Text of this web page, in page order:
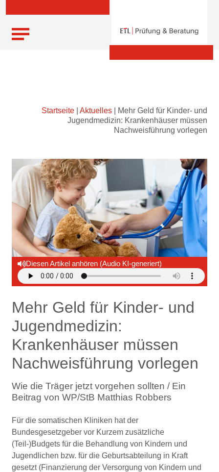
Startseite Aktuelles
Mehr Geld für Kinder- und
Jugendmedizin: Krankenhäuser müssen
Nachweisführung vorlegen
Diesen Artikel anhören (Audio KI-generiert)
Mehr Geld für Kinder- und
Jugendmedizin:
Krankenhäuser müssen
Nachweisführung vorlegen
Wie die Träger jetzt vorgehen sollten / Ein
Beitrag von WP/StB Matthias Robbers
Für die somatischen Kliniken hat der
Bundesgesetzgeber vor Kurzem zusätzliche
(Teil-)Budgets für die Behandlung von Kindern und
Jugendlichen bzw. für die Geburtsabteilung in Kraft
gesetzt (Finanzierung der Versorgung von Kindern und